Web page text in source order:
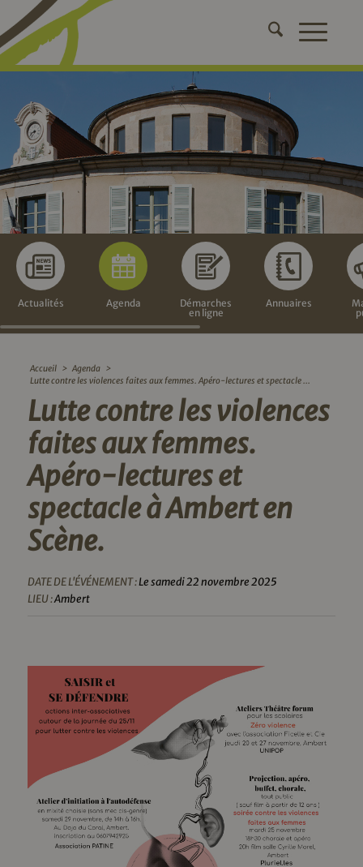
Actualités Agenda
Démarches
en ligne
Annuaires
Accueil > Agenda >
Lutte contre les violences faites aux femmes. Apéro-lectures et spectacle ...
Lutte contre les violences
faites aux femmes.
Apéro-lectures et
spectacle à Ambert en
Scène.
DATE DE L'ÉVÉNEMENT :Le samedi 22 novembre 2025
LIEU :Ambert